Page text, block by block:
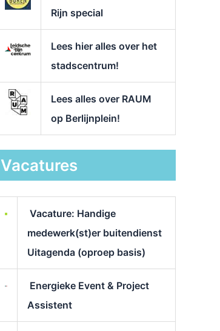
Rijn special
Lees hier alles over het
stadscentrum!
Lees alles over RAUM
op Berlijnplein!
Vacatures
Vacature: Handige
medewerk(st)er buitendienst
Uitagenda (oproep basis)
Energieke Event & Project
Assistent